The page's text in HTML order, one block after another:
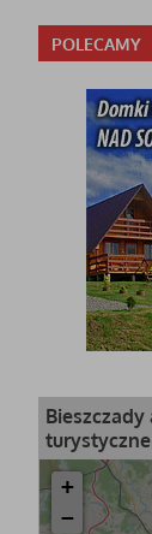
POLECAMY
+
−